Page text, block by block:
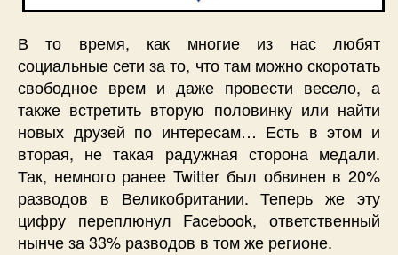
В то время, как многие из нас любят
социальные сети за то, что там можно скоротать
свободное врем и даже провести весело, а
также встретить вторую половинку или найти
новых друзей по интересам… Есть в этом и
вторая, не такая радужная сторона медали.
Так, немного ранее Twitter был обвинен в 20%
разводов в Великобритании. Теперь же эту
цифру переплюнул Facebook, ответственный
нынче за 33% разводов в том же регионе.